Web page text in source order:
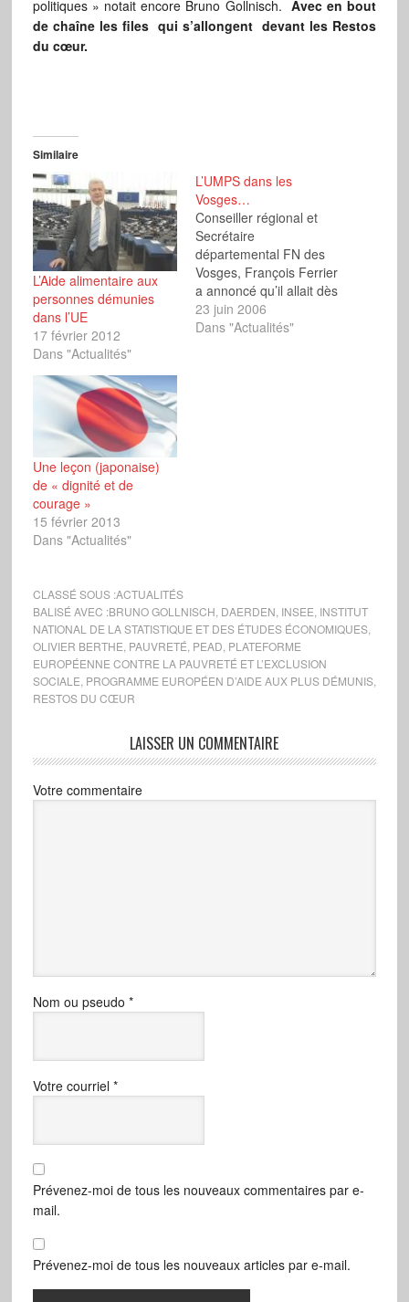
politiques » notait encore Bruno Gollnisch. Avec en bout
de chaîne les files qui s’allongent devant les Restos
du cœur.
Similaire
L’Aide alimentaire aux
personnes démunies
dans l’UE
17 février 2012
Dans "Actualités"
L’UMPS dans les
Vosges…
Conseiller régional et
Secrétaire
départemental FN des
Vosges, François Ferrier
a annoncé qu’il allait dès
la rentrée mener une
grande campagne pour
23 juin 2006
Dans "Actualités"
Une leçon (japonaise)
de « dignité et de
courage »
15 février 2013
Dans "Actualités"
CLASSÉ SOUS :ACTUALITÉS
BALISÉ AVEC :BRUNO GOLLNISCH DAERDEN INSEE INSTITUT
NATIONAL DE LA STATISTIQUE ET DES ÉTUDES ÉCONOMIQUES,
OLIVIER BERTHE PAUVRETÉ PEAD PLATEFORME
EUROPÉENNE CONTRE LA PAUVRETÉ ET L’EXCLUSION
SOCIALE PROGRAMME EUROPÉEN D’AIDE AUX PLUS DÉMUNIS,
RESTOS DU CŒUR
LAISSER UN COMMENTAIRE
Votre commentaire
Nom ou pseudo *
Votre courriel *
Prévenez-moi de tous les nouveaux commentaires par e-
mail.
Prévenez-moi de tous les nouveaux articles par e-mail.